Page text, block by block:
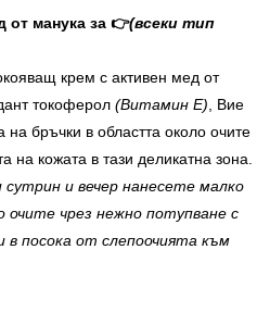
от манука за 👉(всеки тип
крем с активен мед от
токоферол (Витамин Е) , Вие
бръчки в областта около очите
на кожата в тази деликатна зона.
и вечер нанесете малко
очите чрез нежно потупване с
в посока от слепоочията към